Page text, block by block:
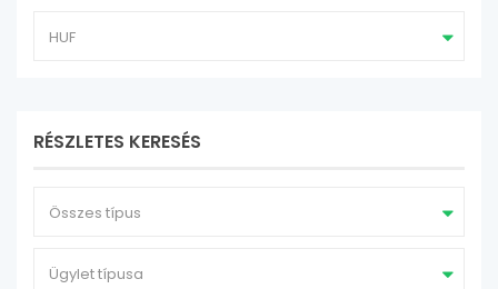
HUF
RÉSZLETES KERESÉS
Összes típus
Ügylet típusa